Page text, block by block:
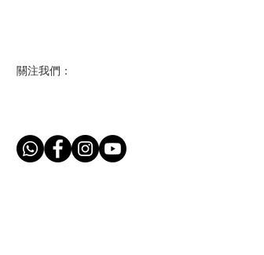
關注我們：